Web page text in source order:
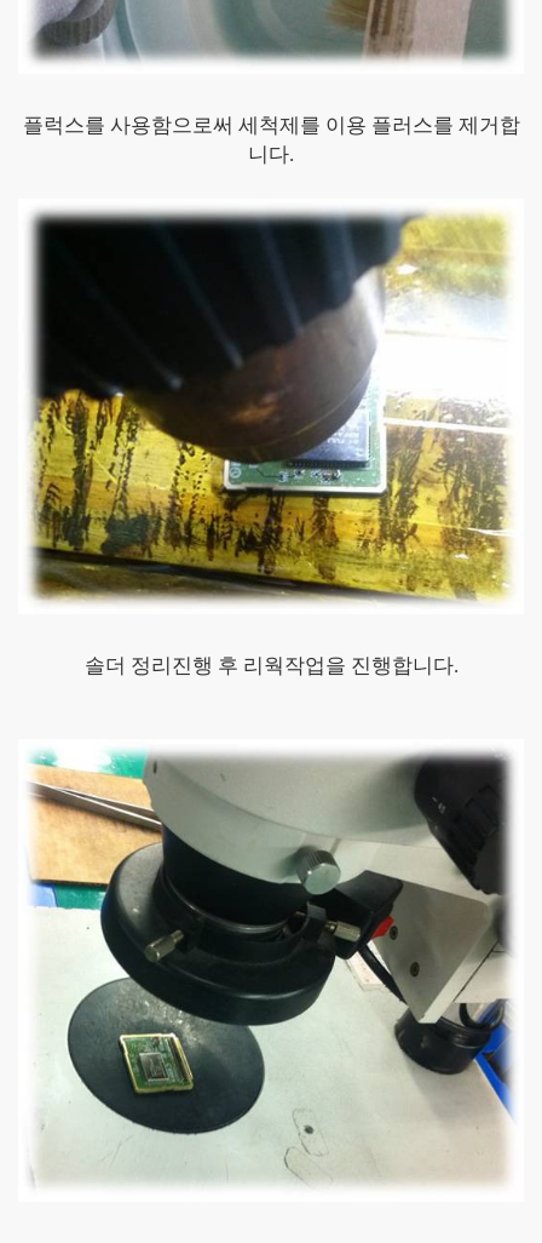
플럭스를 사용함으로써 세척제를 이용 플러스를 제거합
니다.
솔더 정리진행 후 리웍작업을 진행합니다.